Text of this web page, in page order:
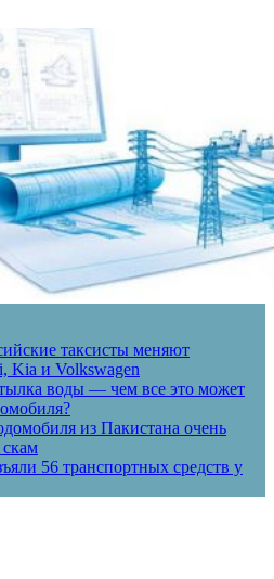
таксисты меняют
Kia и Volkswagen
воды — чем все это может
из Пакистана очень
56 транспортных средств у